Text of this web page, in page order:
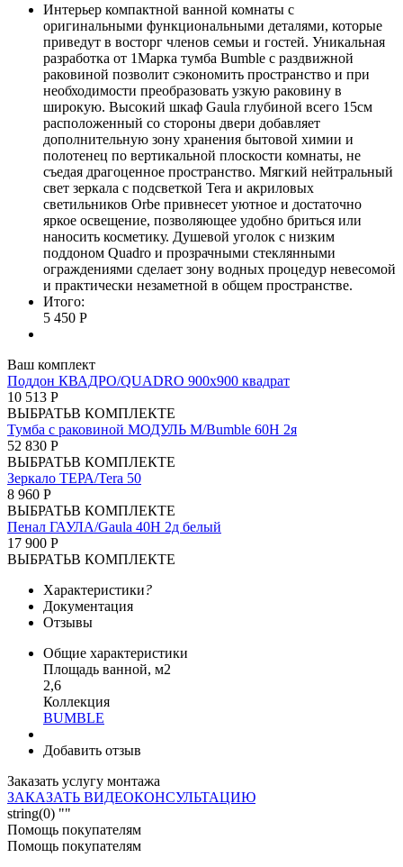
Интерьер компактной ванной комнаты с
оригинальными функциональными деталями, которые
приведут в восторг членов семьи и гостей. Уникальная
разработка от 1Марка тумба Bumble c раздвижной
раковиной позволит сэкономить пространство и при
необходимости преобразовать узкую раковину в
широкую. Высокий шкаф Gaula глубиной всего 15см
расположенный со стороны двери добавляет
дополнительную зону хранения бытовой химии и
полотенец по вертикальной плоскости комнаты, не
съедая драгоценное пространство. Мягкий нейтральный
свет зеркала с подcветкой Tera и акриловых
светильников Orbe привнесет уютное и достаточно
яркое освещение, позволяющее удобно бриться или
наносить косметику. Душевой уголок с низким
поддоном Quadro и прозрачными стеклянными
ограждениями сделает зону водных процедур невесомой
и практически незаметной в общем пространстве.
Итого:
5 450 Р
Ваш комплект
Поддон КВАДРО/QUADRO 900х900 квадрат
10 513 Р
ВЫБРАТЬВ КОМПЛЕКТЕ
Тумба с раковиной МОДУЛЬ М/Bumble 60Н 2я
52 830 Р
ВЫБРАТЬВ КОМПЛЕКТЕ
Зеркало ТЕРА/Tera 50
8 960 Р
ВЫБРАТЬВ КОМПЛЕКТЕ
Пенал ГАУЛА/Gaula 40Н 2д белый
17 900 Р
ВЫБРАТЬВ КОМПЛЕКТЕ
Характеристики?
Документация
Отзывы
Общие характеристики
Площадь ванной, м2
2,6
Коллекция
BUMBLE
Добавить отзыв
Заказать услугу монтажа
ЗАКАЗАТЬ ВИДЕОКОНСУЛЬТАЦИЮ
string(0) ""
Помощь покупателям
Помощь покупателям